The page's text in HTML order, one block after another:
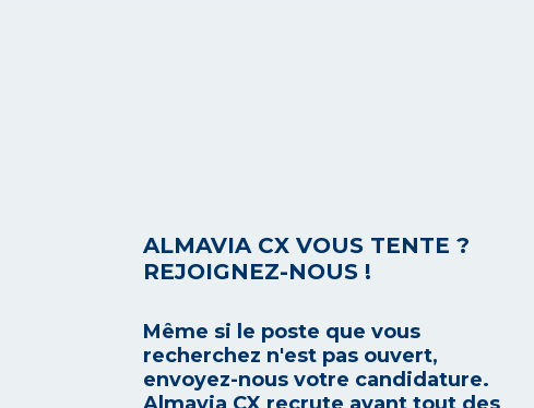
ALMAVIA CX VOUS TENTE ?
REJOIGNEZ-NOUS !
Même si le poste que vous
recherchez n'est pas ouvert,
envoyez-nous votre candidature.